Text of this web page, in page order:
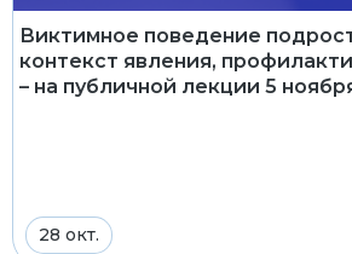
Виктимное поведение
контекст явления,
– на публичной лекции 5
28 окт.